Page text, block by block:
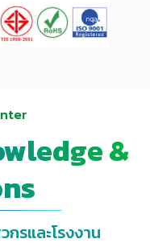
&
รและโรงงาน